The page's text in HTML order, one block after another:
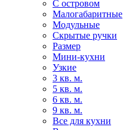
С островом
Малогабаритные
Модульные
Скрытые ручки
Размер
Мини-кухни
Узкие
3 кв. м.
5 кв. м.
6 кв. м.
9 кв. м.
Все для кухни